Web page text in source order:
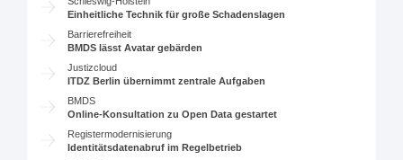
Einheitliche Technik für große Schadenslagen
Barrierefreiheit
BMDS lässt Avatar gebärden
Justizcloud
ITDZ Berlin übernimmt zentrale Aufgaben
BMDS
Online-Konsultation zu Open Data gestartet
Registermodernisierung
Identitätsdatenabruf im Regelbetrieb